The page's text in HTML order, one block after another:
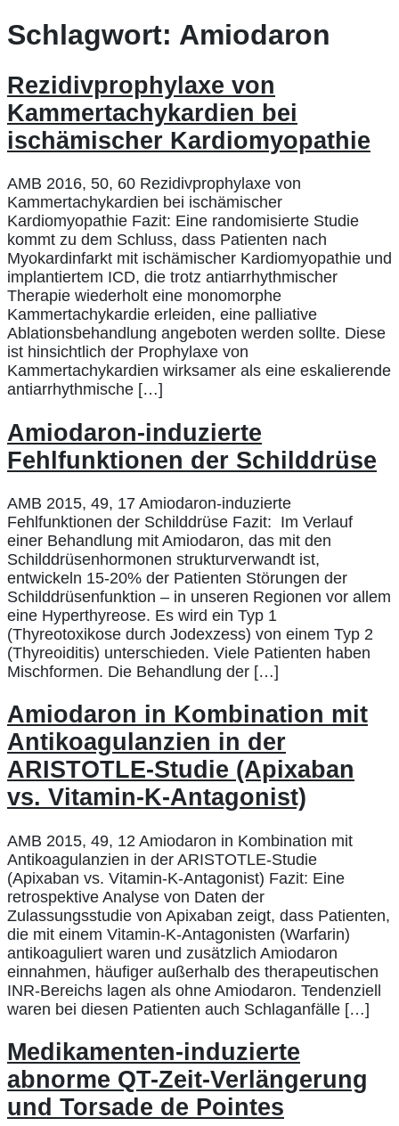
Schlagwort: Amiodaron
Rezidivprophylaxe von
Kammertachykardien bei
ischämischer Kardiomyopathie
AMB 2016, 50, 60 Rezidivprophylaxe von
Kammertachykardien bei ischämischer
Kardiomyopathie Fazit: Eine randomisierte Studie
kommt zu dem Schluss, dass Patienten nach
Myokardinfarkt mit ischämischer Kardiomyopathie und
implantiertem ICD, die trotz antiarrhythmischer
Therapie wiederholt eine monomorphe
Kammertachykardie erleiden, eine palliative
Ablationsbehandlung angeboten werden sollte. Diese
ist hinsichtlich der Prophylaxe von
Kammertachykardien wirksamer als eine eskalierende
antiarrhythmische […]
Amiodaron-induzierte
Fehlfunktionen der Schilddrüse
AMB 2015, 49, 17 Amiodaron-induzierte
Fehlfunktionen der Schilddrüse Fazit: Im Verlauf
einer Behandlung mit Amiodaron, das mit den
Schilddrüsenhormonen strukturverwandt ist,
entwickeln 15-20% der Patienten Störungen der
Schilddrüsenfunktion – in unseren Regionen vor allem
eine Hyperthyreose. Es wird ein Typ 1
(Thyreotoxikose durch Jodexzess) von einem Typ 2
(Thyreoiditis) unterschieden. Viele Patienten haben
Mischformen. Die Behandlung der […]
Amiodaron in Kombination mit
Antikoagulanzien in der
ARISTOTLE-Studie (Apixaban
vs. Vitamin-K-Antagonist)
AMB 2015, 49, 12 Amiodaron in Kombination mit
Antikoagulanzien in der ARISTOTLE-Studie
(Apixaban vs. Vitamin-K-Antagonist) Fazit: Eine
retrospektive Analyse von Daten der
Zulassungsstudie von Apixaban zeigt, dass Patienten,
die mit einem Vitamin-K-Antagonisten (Warfarin)
antikoaguliert waren und zusätzlich Amiodaron
einnahmen, häufiger außerhalb des therapeutischen
INR-Bereichs lagen als ohne Amiodaron. Tendenziell
waren bei diesen Patienten auch Schlaganfälle […]
Medikamenten-induzierte
abnorme QT-Zeit-Verlängerung
und Torsade de Pointes